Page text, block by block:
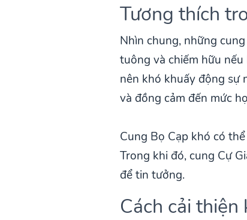
Tương thích
Nhìn chung, những
tuông và chiếm hữu
nên khó khuấy động sự
và đồng cảm đến mức
Cung Bọ Cạp khó có
Trong khi đó, cung Cự
để tin tưởng.
Cách cải